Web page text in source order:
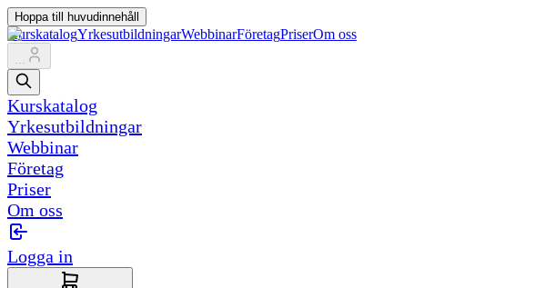
Hoppa till huvudinnehåll
KurskatalogYrkesutbildningarWebbinarFöretagPriserOm oss
...
Kurskatalog
Yrkesutbildningar
Webbinar
Företag
Priser
Om oss
Logga in